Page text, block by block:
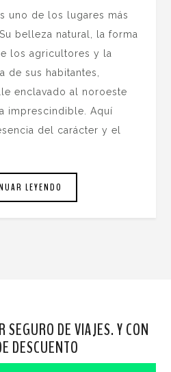
uno de los lugares más
belleza natural, la forma
los agricultores y la
de sus habitantes,
enclavado al noroeste
imprescindible. Aquí
del carácter y el
LEYENDO
SEGURO DE VIAJES. Y CON
DESCUENTO